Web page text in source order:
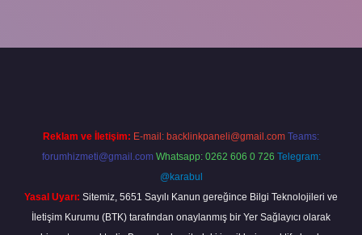
Reklam ve İletişim: E-mail: backlinkpaneli@gmail.com Teams:
forumhizmeti@gmail.com Whatsapp: 0262 606 0 726 Telegram:
@karabul
Yasal Uyarı: Sitemiz, 5651 Sayılı Kanun gereğince Bilgi Teknolojileri ve
İletişim Kurumu (BTK) tarafından onaylanmış bir Yer Sağlayıcı olarak